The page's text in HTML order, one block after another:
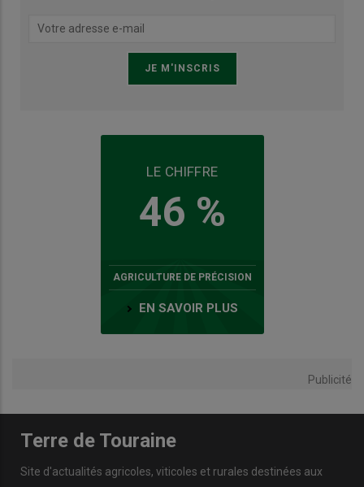
LE CHIFFRE
46 %
AGRICULTURE DE PRÉCISION
EN SAVOIR PLUS
Publicité
Terre de Touraine
Site d'actualités agricoles, viticoles et rurales destinées aux